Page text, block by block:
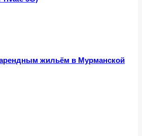
арендным жильём в Мурманской